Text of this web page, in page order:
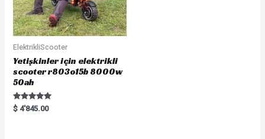
ElektrikliScooter
Yetişkinler için elektrikli
scooter r803o15b 8000w
50ah
Rated
5.00
$ 4'845.00